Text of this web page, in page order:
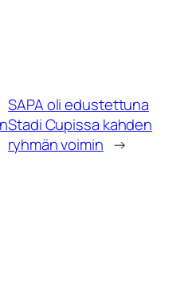
SAPA oli edustettuna
Stadi Cupissa kahden
ryhmän voimin →